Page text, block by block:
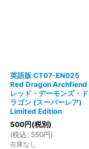
英語版 CT07-EN025
Red Dragon Archfiend
レッド・デーモンズ・ド
ラゴン (スーパーレア)
Limited Edition
500円(税別)
(税込 : 550円)
在庫なし